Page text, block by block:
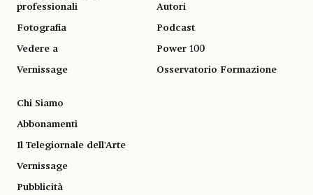
professionali
Fotografia
Vedere a
Vernissage
Autori
Podcast
Power 100
Osservatorio Formazione
Chi Siamo
Abbonamenti
Il Telegiornale dell'Arte
Vernissage
Pubblicità